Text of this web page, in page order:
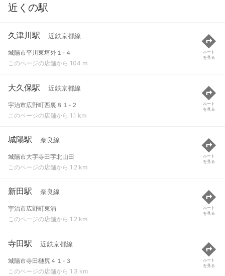
近くの駅
久津川駅 近鉄京都線
城陽市平川東垣外１-４
このページの店舗から 104 m
ルート
を見る
大久保駅 近鉄京都線
宇治市広野町西裏８１-２
このページの店舗から 1.1 km
ルート
を見る
城陽駅 奈良線
城陽市大字寺田字北山田
このページの店舗から 1.2 km
ルート
を見る
新田駅 奈良線
宇治市広野町東浦
このページの店舗から 1.2 km
ルート
を見る
寺田駅 近鉄京都線
城陽市寺田樋尻４１-３
このページの店舗から 1.3 km
ルート
を見る